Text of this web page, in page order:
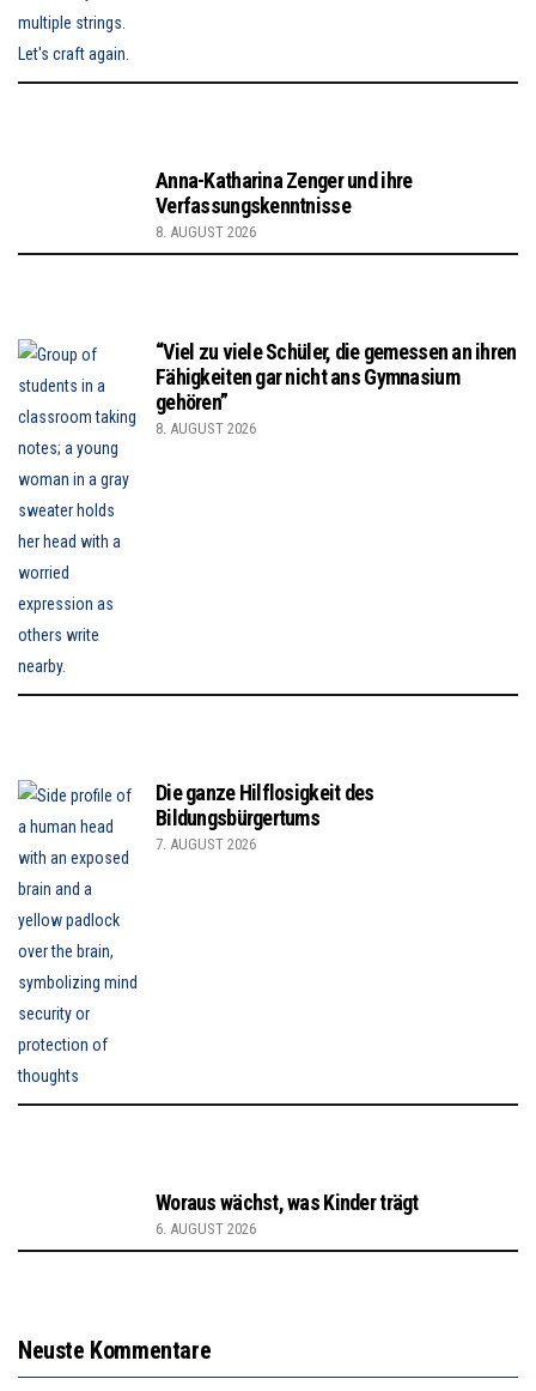
Anna-Katharina Zenger und ihre
Verfassungskenntnisse
8. AUGUST 2026
“Viel zu viele Schüler, die gemessen an ihren
Fähigkeiten gar nicht ans Gymnasium
gehören”
8. AUGUST 2026
Die ganze Hilflosigkeit des
Bildungsbürgertums
7. AUGUST 2026
Woraus wächst, was Kinder trägt
6. AUGUST 2026
Neuste Kommentare